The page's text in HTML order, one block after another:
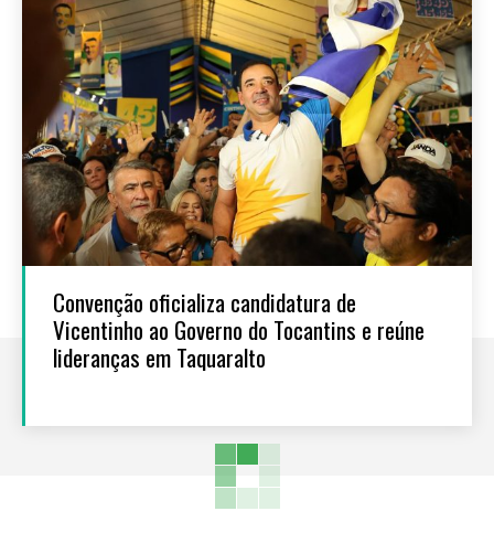
Convenção oficializa candidatura de
Vicentinho ao Governo do Tocantins e reúne
lideranças em Taquaralto